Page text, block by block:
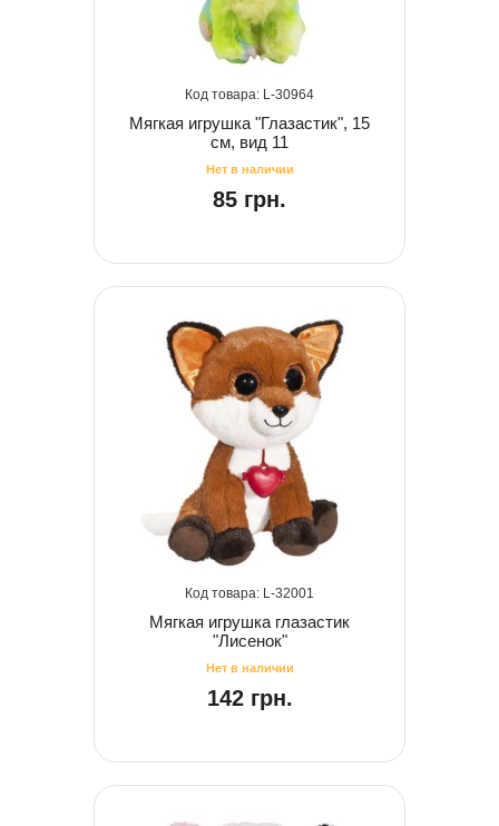
30964
Мягкая игрушка "Глазастик", 15
см, вид 11
85 грн.
32001
Мягкая игрушка глазастик
"Лисенок"
142 грн.